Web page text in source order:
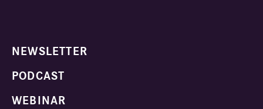
NEWSLETTER
PODCAST
WEBINAR